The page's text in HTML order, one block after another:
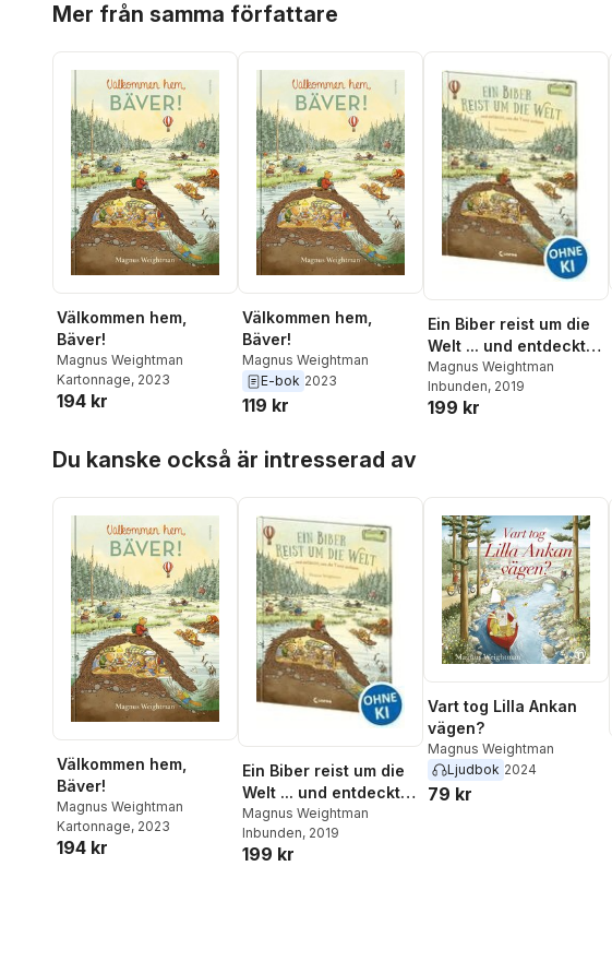
Mer från samma författare
Välkommen hem,
Bäver!
Magnus Weightman
Kartonnage, 2023
194 kr
Välkommen hem,
Bäver!
Magnus Weightman
E-bok 2023
119 kr
Ein Biber reist um die
Welt ... und entdeckt,
wie die Tiere wohnen
Magnus Weightman
Inbunden, 2019
199 kr
Du kanske också är intresserad av
Välkommen hem,
Bäver!
Magnus Weightman
Kartonnage, 2023
194 kr
Ein Biber reist um die
Welt ... und entdeckt,
wie die Tiere wohnen
Magnus Weightman
Inbunden, 2019
199 kr
Vart tog Lilla Ankan
vägen?
Magnus Weightman
Ljudbok 2024
79 kr